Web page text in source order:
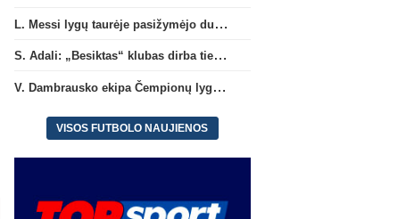
L. Messi lygų taurėje pasižymėjo dubliu ir atliko rezultatyvų perdavimą
S. Adali: „Besiktas“ klubas dirba ties D. Vlahovičiaus atvykimu“
V. Dambrausko ekipa Čempionų lygos atrankoje patyrė skaudžią nesėkmę
VISOS FUTBOLO NAUJIENOS